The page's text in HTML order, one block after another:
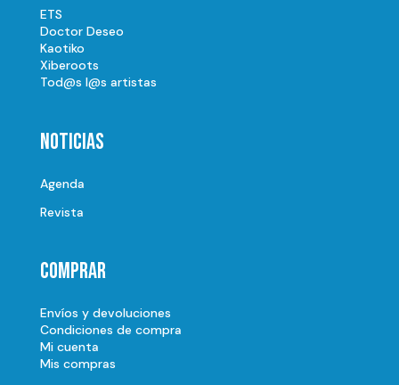
ETS
Doctor Deseo
Kaotiko
Xiberoots
Tod@s l@s artistas
Noticias
Agenda
Revista
Comprar
Envíos y devoluciones
Condiciones de compra
Mi cuenta
Mis compras